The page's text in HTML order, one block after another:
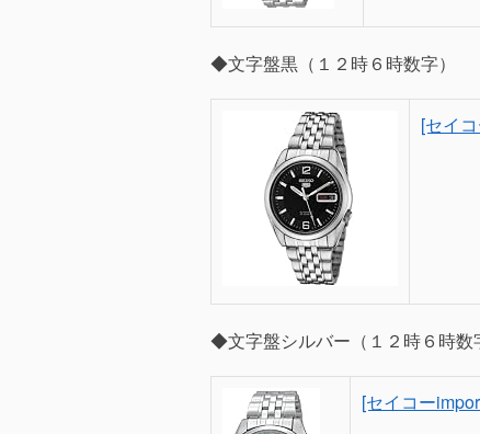
◆文字盤黒（１２時６時数字）
[セイ
◆文字盤シルバー（１２時６時数
[セイコー